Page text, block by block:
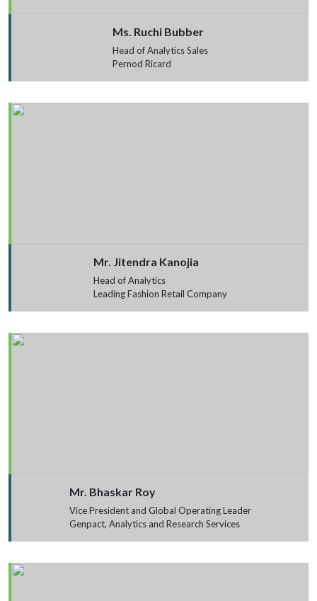
Ms. Ruchi Bubber
Head of Analytics Sales
Pernod Ricard
Mr. Jitendra Kanojia
Head of Analytics
Leading Fashion Retail Company
Mr. Bhaskar Roy
Vice President and Global Operating Leader
Genpact, Analytics and Research Services